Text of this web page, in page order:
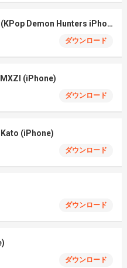
Your Idol – Saja Boys (KPop Demon Hunters iPhone)
ダウンロード
(iPhone)
ダウンロード
(iPhone)
ダウンロード
ダウンロード
ダウンロード